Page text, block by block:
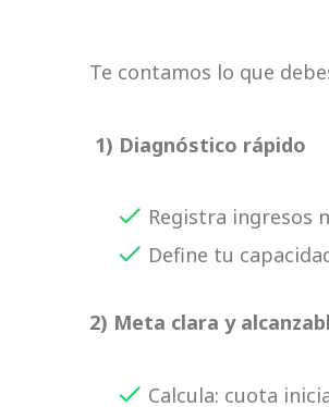
k n
Te contamos lo que
1) Diagnóstico rápido
Registra ingresos
Define tu
2) Meta clara y
Calcula: cuota